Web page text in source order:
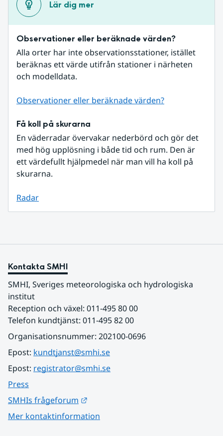
Lär dig mer
Observationer eller beräknade värden?
Alla orter har inte observationsstationer, istället
beräknas ett värde utifrån stationer i närheten
och modelldata.
Observationer eller beräknade värden?
Få koll på skurarna
En väderradar övervakar nederbörd och gör det
med hög upplösning i både tid och rum. Den är
ett värdefullt hjälpmedel när man vill ha koll på
skurarna.
Radar
Kontakta SMHI
SMHI, Sveriges meteorologiska och hydrologiska
institut
Reception och växel: 011-495 80 00
Telefon kundtjänst: 011-495 82 00
Organisationsnummer: 202100-0696
Epost: kundtjanst@smhi.se
Epost: registrator@smhi.se
Press
SMHIs frågeforum
Mer kontaktinformation